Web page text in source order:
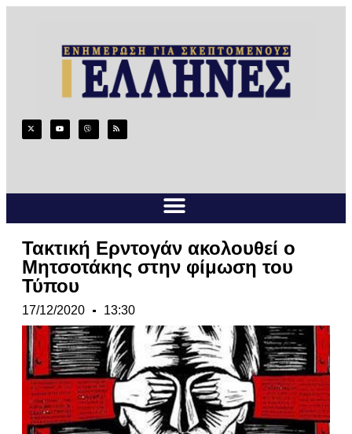
Τακτική Ερντογάν ακολουθεί ο
Μητσοτάκης στην φίμωση του
Τύπου
17/12/2020 13:30